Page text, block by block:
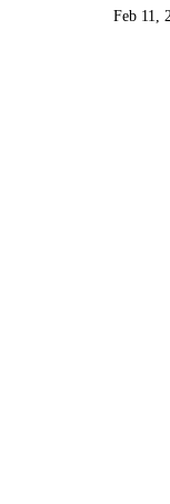
Feb 11,